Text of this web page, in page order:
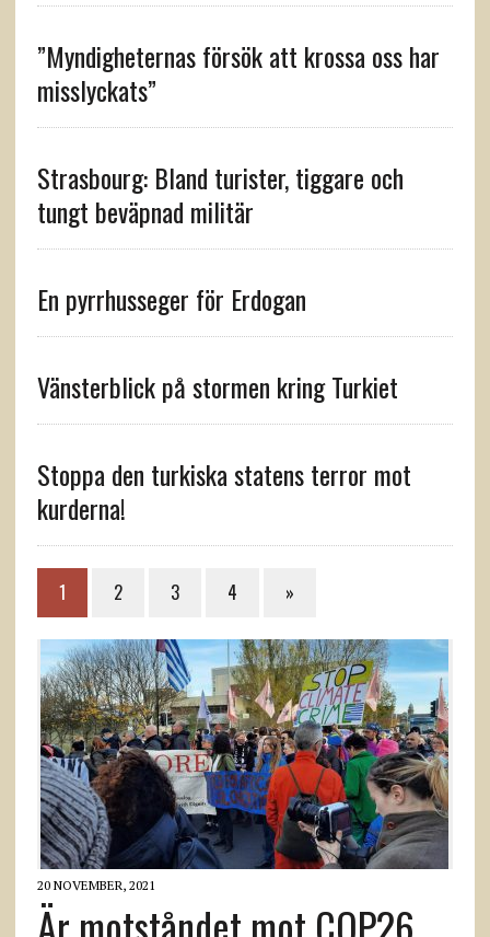
”Myndigheternas försök att krossa oss har
misslyckats”
Strasbourg: Bland turister, tiggare och
tungt beväpnad militär
En pyrrhusseger för Erdogan
Vänsterblick på stormen kring Turkiet
Stoppa den turkiska statens terror mot
kurderna!
1 2 3 4 »
20 NOVEMBER, 2021